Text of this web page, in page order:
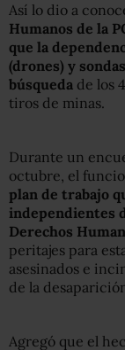
Así lo dio a
Humanos de la
que la
(drones) y
búsqueda de los
tiros de minas.
Durante un
octubre, el
plan de trabajo
independientes
Derechos
peritajes para
asesinados e
de la
Agregó que el